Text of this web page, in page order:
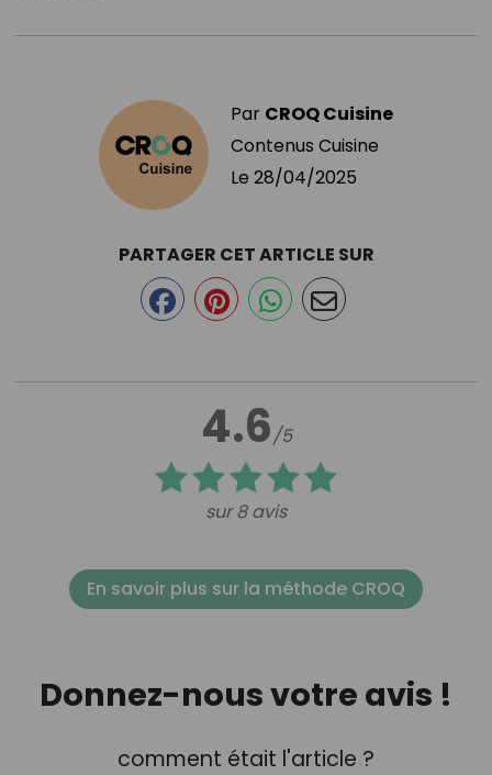
Par CROQ Cuisine
Contenus Cuisine
Le 28/04/2025
4.6/5
sur 8 avis
PARTAGER CET ARTICLE SUR
En savoir plus sur la méthode CROQ
Donnez-nous votre avis !
comment était l'article ?